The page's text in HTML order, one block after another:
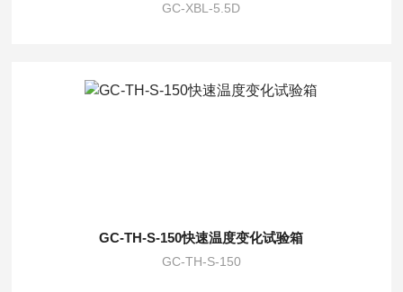
GC-XBL-5.5D
GC-TH-S-150快速温度变化试验箱
GC-TH-S-150